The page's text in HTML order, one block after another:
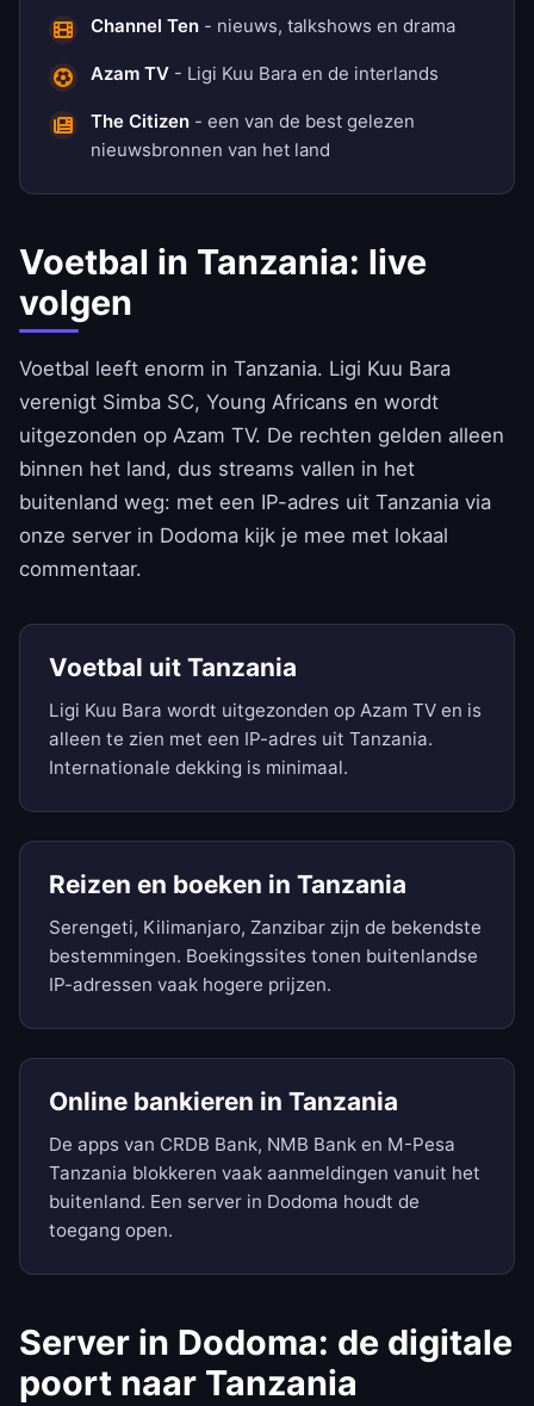
Channel Ten - nieuws, talkshows en drama
Azam TV - Ligi Kuu Bara en de interlands
The Citizen - een van de best gelezen
nieuwsbronnen van het land
Voetbal in Tanzania: live
volgen
Voetbal leeft enorm in Tanzania. Ligi Kuu Bara
verenigt Simba SC, Young Africans en wordt
uitgezonden op Azam TV. De rechten gelden alleen
binnen het land, dus streams vallen in het
buitenland weg: met een IP-adres uit Tanzania via
onze server in Dodoma kijk je mee met lokaal
commentaar.
Voetbal uit Tanzania
Ligi Kuu Bara wordt uitgezonden op Azam TV en is
alleen te zien met een IP-adres uit Tanzania.
Internationale dekking is minimaal.
Reizen en boeken in Tanzania
Serengeti, Kilimanjaro, Zanzibar zijn de bekendste
bestemmingen. Boekingssites tonen buitenlandse
IP-adressen vaak hogere prijzen.
Online bankieren in Tanzania
De apps van CRDB Bank, NMB Bank en M-Pesa
Tanzania blokkeren vaak aanmeldingen vanuit het
buitenland. Een server in Dodoma houdt de
toegang open.
Server in Dodoma: de digitale
poort naar Tanzania